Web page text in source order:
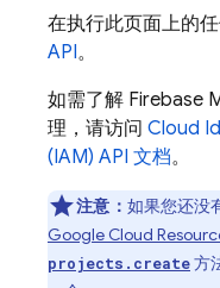
在执行此页面上的
API。
如需了解 Firebase
理，请访问 Cloud
(IAM) API 文档。
注意： 如果您还没
Google Cloud
projects.create方